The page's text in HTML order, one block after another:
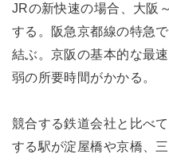
JRの新快速の場合、大阪
する。阪急京都線の特急
結ぶ。京阪の基本的な最
弱の所要時間がかかる。
競合する鉄道会社と比べ
する駅が淀屋橋や京橋、